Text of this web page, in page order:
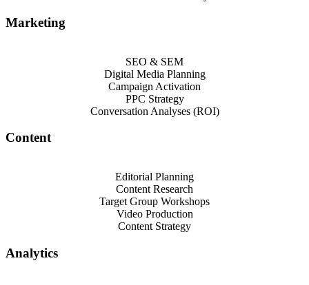
Marketing
SEO & SEM
Digital Media Planning
Campaign Activation
PPC Strategy
Conversation Analyses (ROI)
Content
Editorial Planning
Content Research
Target Group Workshops
Video Production
Content Strategy
Analytics